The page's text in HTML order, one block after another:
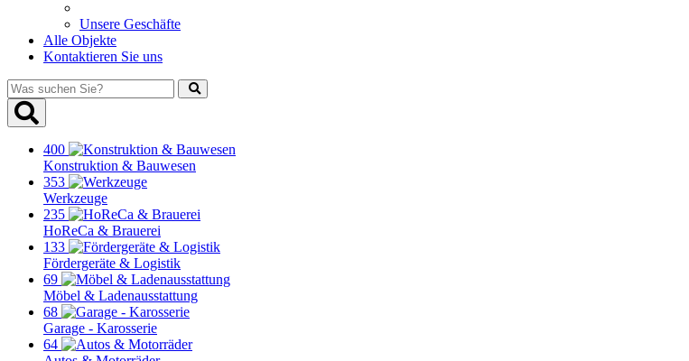
Unsere Geschäfte
Alle Objekte
Kontaktieren Sie uns
Was
suchen
Sie?
400
Konstruktion & Bauwesen
353
Werkzeuge
235
HoReCa & Brauerei
133
Fördergeräte & Logistik
69
Möbel & Ladenausstattung
68
Garage - Karosserie
64